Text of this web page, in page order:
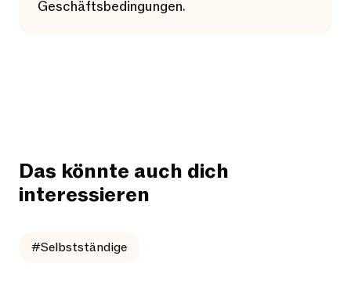
Geschäftsbedingungen.
Das könnte auch dich
interessieren
#Selbstständige